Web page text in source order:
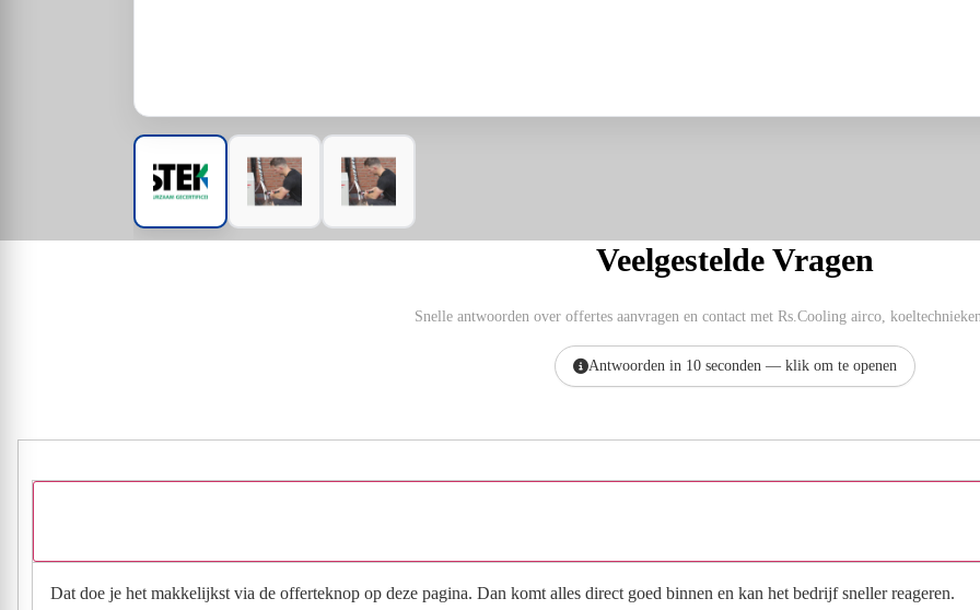
Veelgestelde Vragen
Snelle antwoorden over offertes aanvragen en contact met Rs.Cooling airco,
Antwoorden in 10 seconden — klik om te openen
Dat doe je het makkelijkst via de offerteknop op deze pagina. Dan komt alles direct goed binnen en kan het bedrijf sneller reageren.